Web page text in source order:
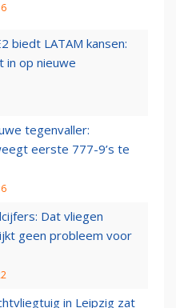
biedt LATAM kansen:
in op nieuwe
tegenvaller:
eerste 777-9’s te
Dat vliegen
geen probleem voor
in Leipzig zat